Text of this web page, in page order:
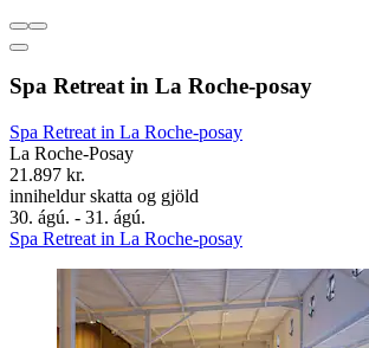
Spa Retreat in La Roche-posay
Spa Retreat in La Roche-posay
La Roche-Posay
21.897 kr.
inniheldur skatta og gjöld
30. ágú. - 31. ágú.
Spa Retreat in La Roche-posay